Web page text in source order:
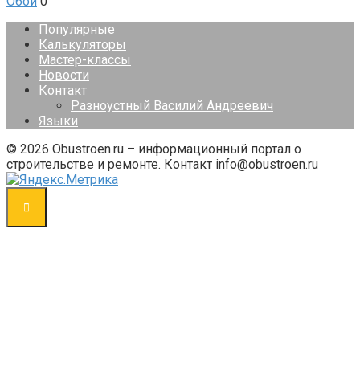
Популярные
Калькуляторы
Мастер-классы
Новости
Контакт
Разноустный Василий Андреевич
Языки
© 2026 Obustroen.ru – информационный портал о
строительстве и ремонте. Контакт info@obustroen.ru